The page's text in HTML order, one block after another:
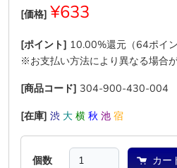
[価格] ¥633
[ポイント] 10.00%還元（64ポイン
※お支払い方法により異なる場合が
[商品コード] 304-900-430-004
[在庫] 渋 大 横 秋 池 宿
個数 カー